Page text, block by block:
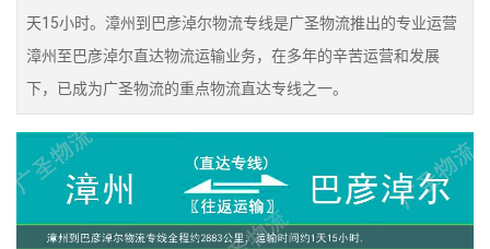
天15小时。漳州到巴彦淖尔物流专线是广圣物流推出的专业运营
漳州至巴彦淖尔直达物流运输业务，在多年的辛苦运营和发展
下，已成为广圣物流的重点物流直达专线之一。